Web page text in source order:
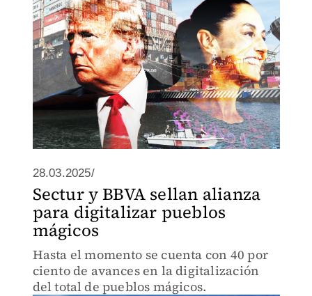
28.03.2025/
Sectur y BBVA sellan alianza
para digitalizar pueblos
mágicos
Hasta el momento se cuenta con 40 por
ciento de avances en la digitalización
del total de pueblos mágicos.